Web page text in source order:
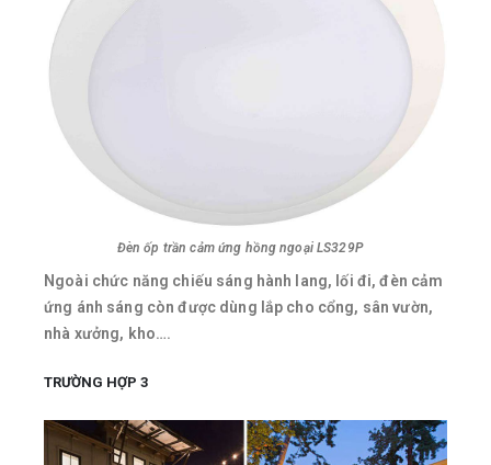
Đèn ốp trần cảm ứng hồng ngoại LS329P
Ngoài chức năng chiếu sáng hành lang, lối đi, đèn cảm
ứng ánh sáng còn được dùng lắp cho cổng, sân vườn,
nhà xưởng, kho….
TRƯỜNG HỢP 3